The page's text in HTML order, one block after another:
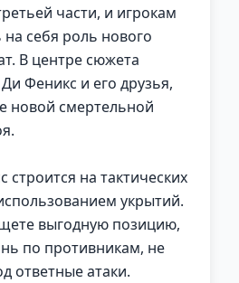
части, и игрокам
на себя роль нового
В центре сюжета
Феникс и его друзья,
новой смертельной
строится на тактических
укрытий.
выгодную позицию,
по противникам, не
ответные атаки.